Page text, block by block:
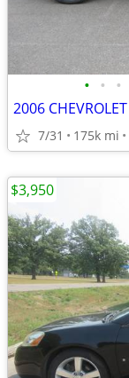
• • •
7/31 175k mi
$3,950